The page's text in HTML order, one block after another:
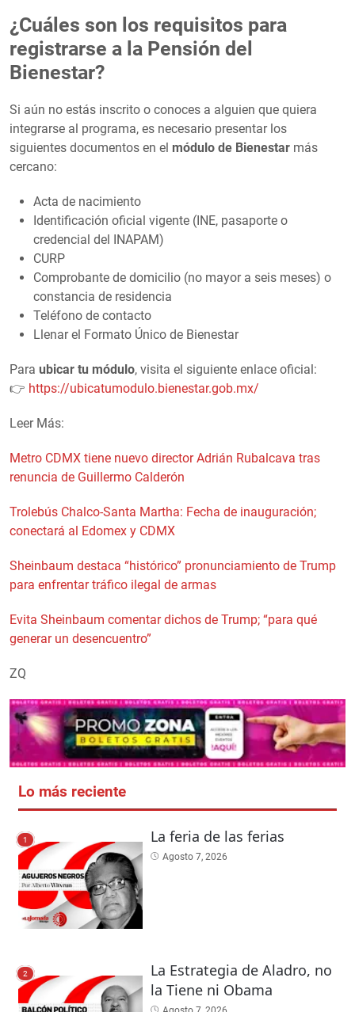
¿Cuáles son los requisitos para
registrarse a la Pensión del
Bienestar?
Si aún no estás inscrito o conoces a alguien que quiera
integrarse al programa, es necesario presentar los
siguientes documentos en el módulo de Bienestar más
cercano:
Acta de nacimiento
Identificación oficial vigente (INE, pasaporte o
credencial del INAPAM)
CURP
Comprobante de domicilio (no mayor a seis meses) o
constancia de residencia
Teléfono de contacto
Llenar el Formato Único de Bienestar
Para ubicar tu módulo, visita el siguiente enlace oficial:
👉 https://ubicatumodulo.bienestar.gob.mx/
Leer Más:
Metro CDMX tiene nuevo director Adrián Rubalcava tras
renuncia de Guillermo Calderón
Trolebús Chalco-Santa Martha: Fecha de inauguración;
conectará al Edomex y CDMX
Sheinbaum destaca “histórico” pronunciamiento de Trump
para enfrentar tráfico ilegal de armas
Evita Sheinbaum comentar dichos de Trump; “para qué
generar un desencuentro”
ZQ
Lo más reciente
1 La feria de las ferias
Agosto 7, 2026
2
La Estrategia de Aladro, no
la Tiene ni Obama